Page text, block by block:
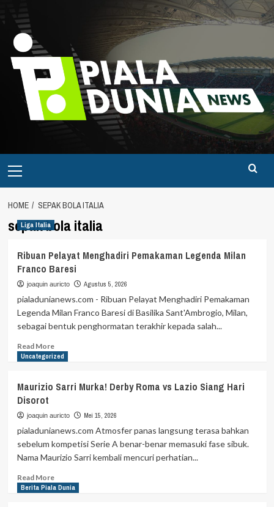
to
content
Menu
HOME SEPAK BOLA ITALIA
sepak bola italia
Liga Italia
Ribuan Pelayat Menghadiri Pemakaman Legenda Milan
Franco Baresi
joaquin auricto Agustus 5, 2026
pialadunianews.com - Ribuan Pelayat Menghadiri Pemakaman
Legenda Milan Franco Baresi di Basilika Sant'Ambrogio, Milan,
sebagai bentuk penghormatan terakhir kepada salah...
Read MoreRead
more
Pelayat
Pemakaman
Franco
Baresi
Uncategorized
Maurizio Sarri Murka! Derby Roma vs Lazio Siang Hari
Disorot
joaquin auricto Mei 15, 2026
pialadunianews.com Atmosfer panas langsung terasa bahkan
sebelum kompetisi Serie A benar-benar memasuki fase sibuk.
Nama Maurizio Sarri kembali mencuri perhatian...
Read MoreRead
more
Berita Piala Dunia